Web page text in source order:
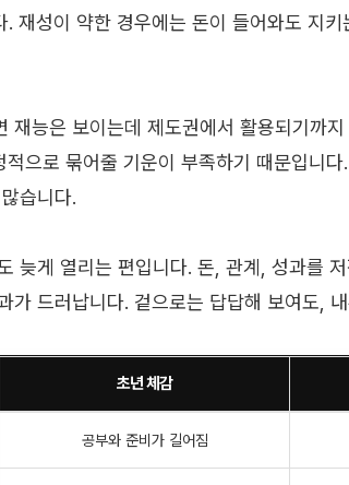
재성이 약한 경우에는 돈이 들어와도 지
재능은 보이는데 제도권에서 활용되기까
으로 묶어줄 기운이 부족하기 때문입니
습니다.
늦게 열리는 편입니다. 돈, 관계, 성과를
가 드러납니다. 겉으로는 답답해 보여도,
초년 체감
공부와 준비가 길어짐